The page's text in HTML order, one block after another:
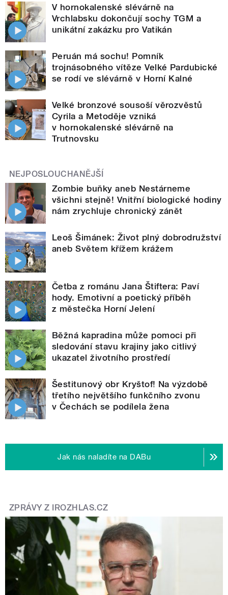
V hornokalenské slévárně na
Vrchlabsku dokončují sochy TGM a
unikátní zakázku pro Vatikán
Peruán má sochu! Pomník
trojnásobného vítěze Velké Pardubické
se rodí ve slévárně v Horní Kalné
Velké bronzové sousoší věrozvěstů
Cyrila a Metoděje vzniká
v hornokalenské slévárně na
Trutnovsku
NEJPOSLOUCHANĚJŠÍ
Zombie buňky aneb Nestárneme
všichni stejně! Vnitřní biologické hodiny
nám zrychluje chronický zánět
Leoš Šimánek: Život plný dobrodružství
aneb Světem křížem krážem
Četba z románu Jana Štiftera: Paví
hody. Emotivní a poetický příběh
z městečka Horní Jelení
Běžná kapradina může pomoci při
sledování stavu krajiny jako citlivý
ukazatel životního prostředí
Šestitunový obr Kryštof! Na výzdobě
třetího největšího funkčního zvonu
v Čechách se podílela žena
Jak nás naladíte na DABu
ZPRÁVY Z IROZHLAS.CZ